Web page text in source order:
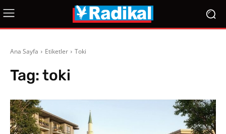
Ana Sayfa Etiketler Toki
Tag:toki